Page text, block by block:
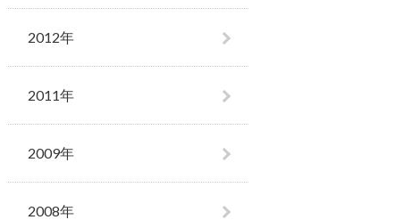
2012年
2011年
2009年
2008年